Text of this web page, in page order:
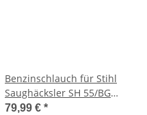
Benzinschlauch für Stihl
Saughäcksler SH 55/BG
45/46/55/65/85
79,99 € *